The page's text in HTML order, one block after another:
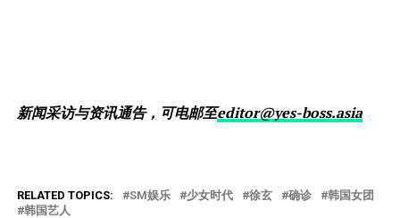
新闻采访与资讯通告，可电邮至editor@yes-boss.asia
RELATED TOPICS: SM娱乐 少女时代 徐玄 确诊
韩国女团
韩国艺人